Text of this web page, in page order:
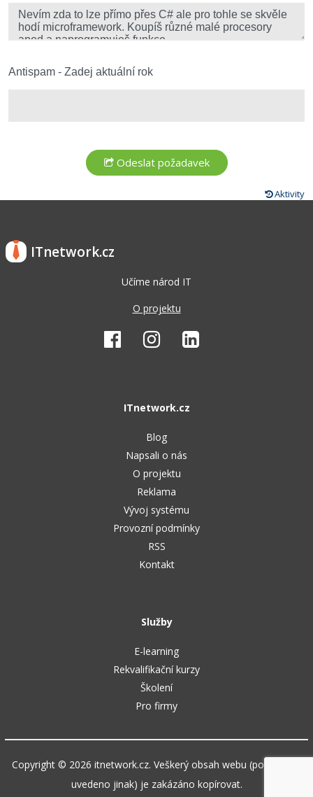
Fórum
Kybernetická bezpečnost
Antispam - Zadej aktuální rok
Aktivity
ITnetwork.cz
Učíme národ IT
O projektu
ITnetwork.cz
Blog
Napsali o nás
O projektu
Reklama
Vývoj systému
Provozní podmínky
RSS
Kontakt
Služby
E-learning
Rekvalifikační kurzy
Školení
Pro firmy
Copyright © 2026 itnetwork.cz. Veškerý obsah webu (pokud není
uvedeno jinak) je zakázáno kopírovat.